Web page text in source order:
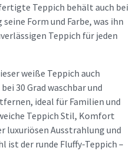
Teppich behält auch bei
Form und Farbe, was ihn
Teppich für jeden
weiße Teppich auch
30 Grad waschbar und
ideal für Familien und
Teppich Stil, Komfort
luxuriösen Ausstrahlung und
ist der runde Fluffy-Teppich –